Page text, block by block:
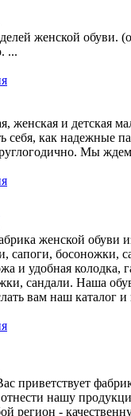
женской обуви.
...
женская и детская
себя, как надежные
Мы
женской обуви
сапоги, босоножки,
и удобная колодка,
сандали. Наша
вам наш каталог и
приветствует
нашу
регион -